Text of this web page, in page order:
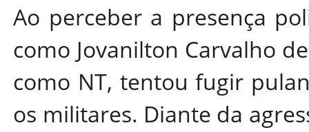
Ao perceber a presença
como Jovanilton Carvalho
como NT, tentou fugir
os militares. Diante da